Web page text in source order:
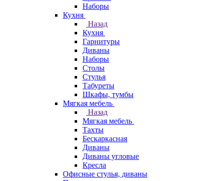
Наборы
Кухня
Назад
Кухня
Гарнитуры
Диваны
Наборы
Столы
Стулья
Табуреты
Шкафы, тумбы
Мягкая мебель
Назад
Мягкая мебель
Тахты
Бескаркасная
Диваны
Диваны угловые
Кресла
Офисные стулья, диваны